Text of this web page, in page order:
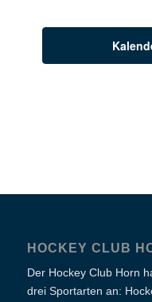
HOCKEY CLUB
Der Hockey Club Horn
drei Sportarten an: